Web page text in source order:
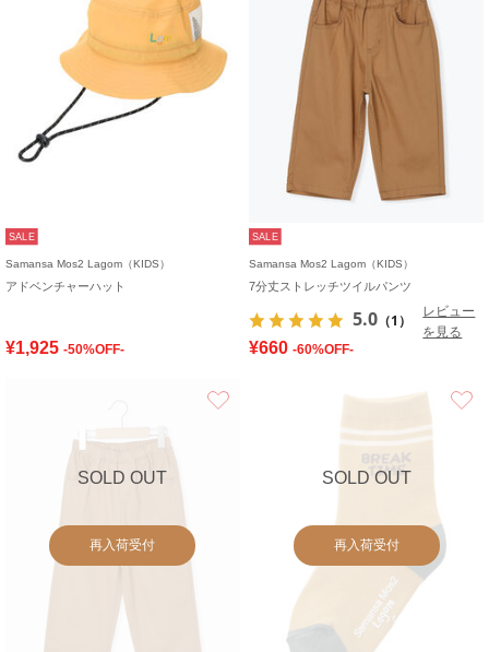
SALE
Samansa Mos2 Lagom（KIDS）
アドベンチャーハット
¥1,925 -50%OFF-
SALE
Samansa Mos2 Lagom（KIDS）
7分丈ストレッチツイルパンツ
5.0 （1）
レビュー
を見る
¥660 -60%OFF-
SOLD OUT
再入荷受付
SOLD OUT
再入荷受付